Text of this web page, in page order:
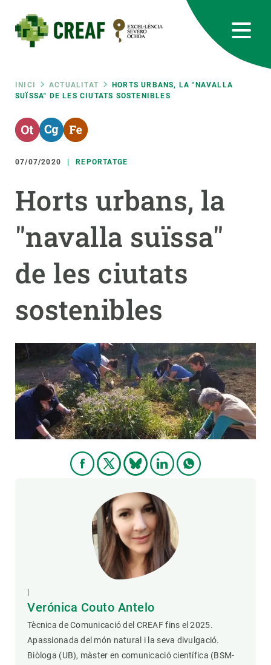
contingut
Fil
d'ariadna
INICI ACTUALITAT
HORTS URBANS, LA "NAVALLA
SUÏSSA" DE LES CIUTATS SOSTENIBLES
07/07/2020 REPORTATGE
Horts urbans, la
"navalla suïssa"
de les ciutats
sostenibles
Verónica Couto Antelo
Tècnica de Comunicació del CREAF fins el 2025.
Apassionada del món natural i la seva divulgació.
Biòloga (UB), màster en comunicació científica (BSM-
RRSS
Featured
responsive
INTRANET
Responsive
menu
RECERCA
CIÈNCIA EN ACCIÓ
UNEIX-TE A NOSALTRES